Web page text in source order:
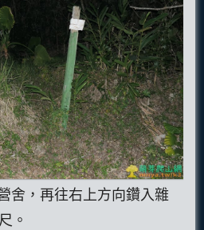
舍，再往右上方向鑽入雜
。